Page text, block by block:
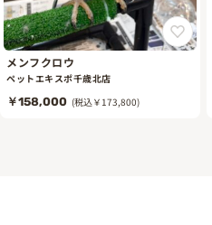
メンフクロウ
ペットエキスポ千歳北店
￥158,000 (税込￥173,800)